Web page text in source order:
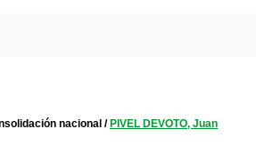
nacional / PIVEL DEVOTO, Juan